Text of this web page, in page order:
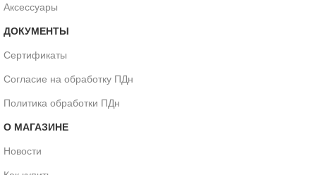
Аксессуары
ДОКУМЕНТЫ
Сертификаты
Согласие на обработку ПДн
Политика обработки ПДн
О МАГАЗИНЕ
Новости